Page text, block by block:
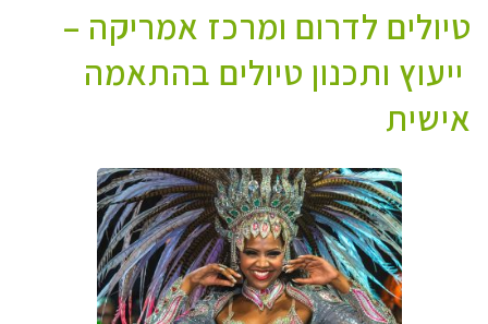
טיולים לדרום ומרכז אמריקה –
ייעוץ ותכנון טיולים בהתאמה
אישית